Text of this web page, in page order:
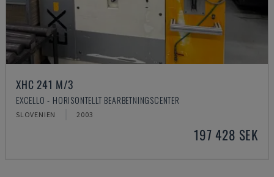
XHC 241 M/3
EXCELLO - HORISONTELLT BEARBETNINGSCENTER
SLOVENIEN 2003
197 428 SEK